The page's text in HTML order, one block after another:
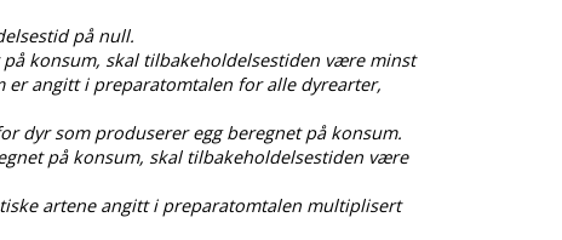
på null.
konsum, skal tilbakeholdelsestiden være minst
er angitt i preparatomtalen for alle dyrearter,
dyr som produserer egg beregnet på konsum.
på konsum, skal tilbakeholdelsestiden være
artene angitt i preparatomtalen multiplisert